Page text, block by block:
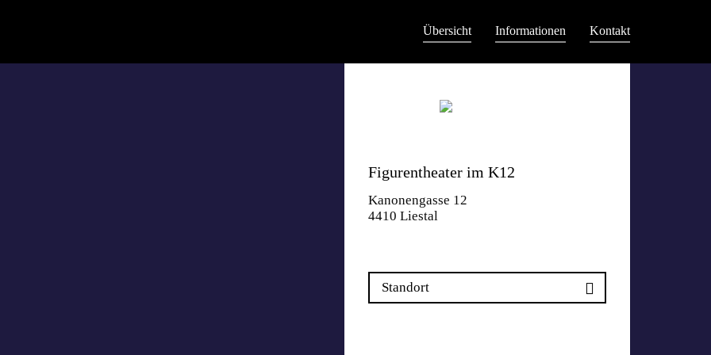
Übersicht Informationen Kontakt
Figurentheater im K12
Kanonengasse 12
4410 Liestal
Standort